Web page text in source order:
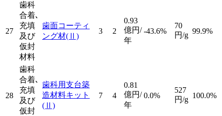
27
歯科
合着､
充填
及び
仮封
材料
歯面コーティ
ング材(Ⅱ)
3 2
0.93
億円/
年
-43.6%
70
円/g 99.9%
28
歯科
合着､
充填
及び
仮封
歯科用支台築
造材料キット
(Ⅱ)
7 4
0.81
億円/
年
0.0%
527
円/g 100.0%